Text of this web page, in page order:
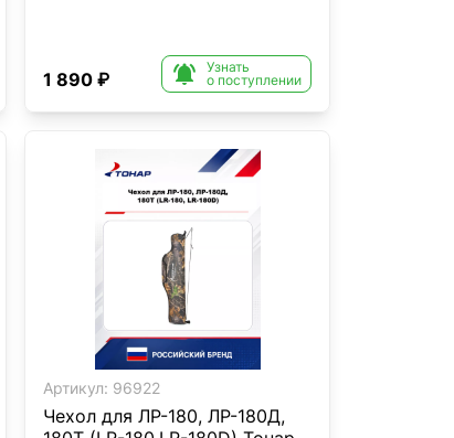
1 890 ₽ 
Узнать
о поступлении
Артикул: 96922
Чехол для ЛР-180, ЛР-180Д,